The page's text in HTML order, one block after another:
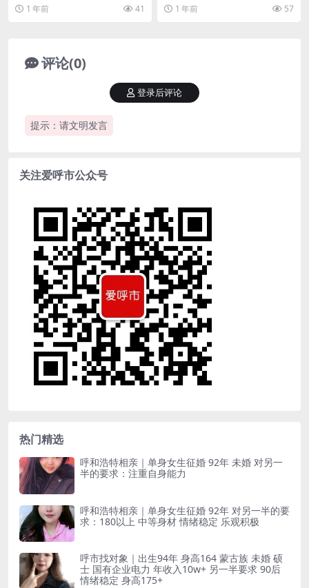
到本周日
1 年前 41 1 年前 57
评论(0)
提示：请文明发言
登录后评论
关注爱呼市公众号
热门精选
呼和浩特相亲｜单身女生征婚 92年 未婚 对另一
半的要求：注重自身能力
呼和浩特相亲｜单身女生征婚 92年 对另一半的要
求：180以上 中等身材 情绪稳定 乐观积极
呼市找对象｜出生94年 身高164 蒙古族 未婚 硕
士 国有企业电力 年收入10w+ 另一半要求 90后
情绪稳定 身高175+